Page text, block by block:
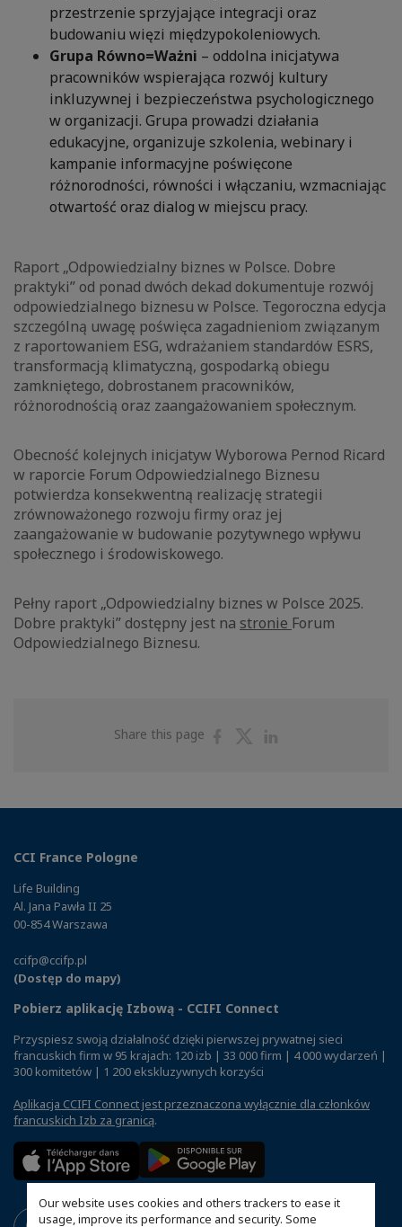
Our website uses cookies and others trackers to ease it
usage, improve its performance and security. Some
przestrzenie sprzyjające integracji oraz
budowaniu więzi międzypokoleniowych.
Grupa Równo=Ważni – oddolna inicjatywa
pracowników wspierająca rozwój kultury
inkluzywnej i bezpieczeństwa psychologicznego
w organizacji. Grupa prowadzi działania
edukacyjne, organizuje szkolenia, webinary i
kampanie informacyjne poświęcone
różnorodności, równości i włączaniu, wzmacniając
otwartość oraz dialog w miejscu pracy.
Raport „Odpowiedzialny biznes w Polsce. Dobre
praktyki” od ponad dwóch dekad dokumentuje rozwój
odpowiedzialnego biznesu w Polsce. Tegoroczna edycja
szczególną uwagę poświęca zagadnieniom związanym
z raportowaniem ESG, wdrażaniem standardów ESRS,
transformacją klimatyczną, gospodarką obiegu
zamkniętego, dobrostanem pracowników,
różnorodnością oraz zaangażowaniem społecznym.
Obecność kolejnych inicjatyw Wyborowa Pernod Ricard
w raporcie Forum Odpowiedzialnego Biznesu
potwierdza konsekwentną realizację strategii
zrównoważonego rozwoju firmy oraz jej
zaangażowanie w budowanie pozytywnego wpływu
społecznego i środowiskowego.
Pełny raport „Odpowiedzialny biznes w Polsce 2025.
Dobre praktyki” dostępny jest na stronie Forum
Odpowiedzialnego Biznesu.
Share this page
ShareShare
CCI France Pologne
Life Building
Al. Jana Pawła II 25
00-854 Warszawa
ccifp@ccifp.pl
(Dostęp do mapy)
Pobierz aplikację Izbową - CCIFI Connect
Przyspiesz swoją działalność dzięki pierwszej prywatnej sieci
francuskich firm w 95 krajach: 120 izb | 33 000 firm | 4 000 wydarzeń |
300 komitetów | 1 200 ekskluzywnych korzyści
Aplikacja CCIFI Connect jest przeznaczona wyłącznie dla członków
francuskich Izb za granicą.